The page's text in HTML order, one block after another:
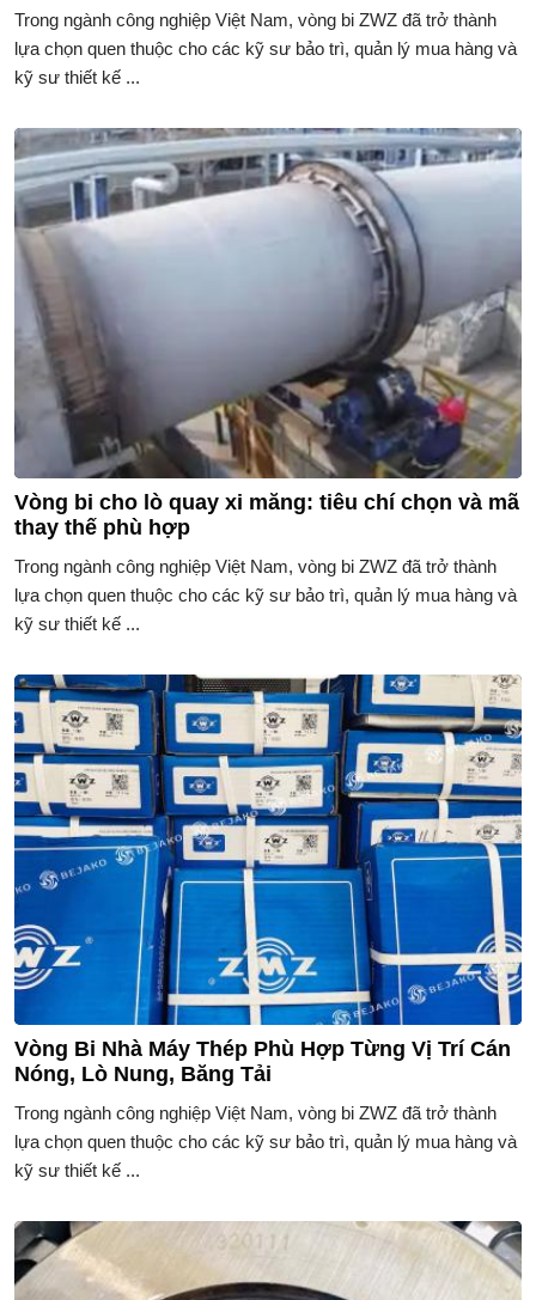
Trong ngành công nghiệp Việt Nam, vòng bi ZWZ đã trở thành
lựa chọn quen thuộc cho các kỹ sư bảo trì, quản lý mua hàng và
kỹ sư thiết kế ...
Vòng bi cho lò quay xi măng: tiêu chí chọn và mã
thay thế phù hợp
Trong ngành công nghiệp Việt Nam, vòng bi ZWZ đã trở thành
lựa chọn quen thuộc cho các kỹ sư bảo trì, quản lý mua hàng và
kỹ sư thiết kế ...
Vòng Bi Nhà Máy Thép Phù Hợp Từng Vị Trí Cán
Nóng, Lò Nung, Băng Tải
Trong ngành công nghiệp Việt Nam, vòng bi ZWZ đã trở thành
lựa chọn quen thuộc cho các kỹ sư bảo trì, quản lý mua hàng và
kỹ sư thiết kế ...